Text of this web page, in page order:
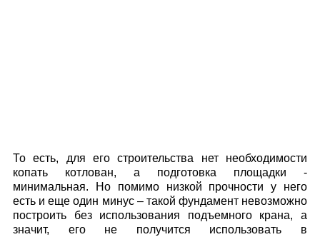
То есть, для его строительства нет необходимости
копать котлован, а подготовка площадки -
минимальная. Но помимо низкой прочности у него
есть и еще один минус – такой фундамент невозможно
построить без использования подъемного крана, а
значит, его не получится использовать в